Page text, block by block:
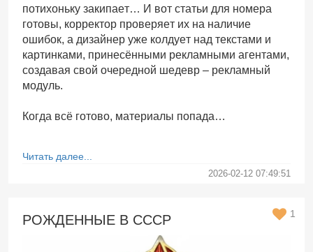
потихоньку закипает… И вот статьи для номера
готовы, корректор проверяет их на наличие
ошибок, а дизайнер уже колдует над текстами и
картинками, принесёнными рекламными агентами,
создавая свой очередной шедевр – рекламный
модуль.
Когда всё готово, материалы попада…
Читать далее...
2026-02-12 07:49:51
РОЖДЕННЫЕ В СССР 1